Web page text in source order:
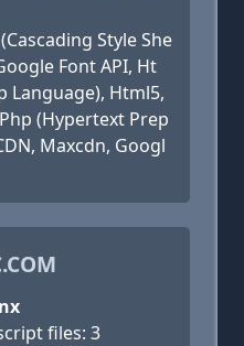
Style She
Font API, Ht
Language), Html5,
(Hypertext Prep
Maxcdn, Googl
files: 3